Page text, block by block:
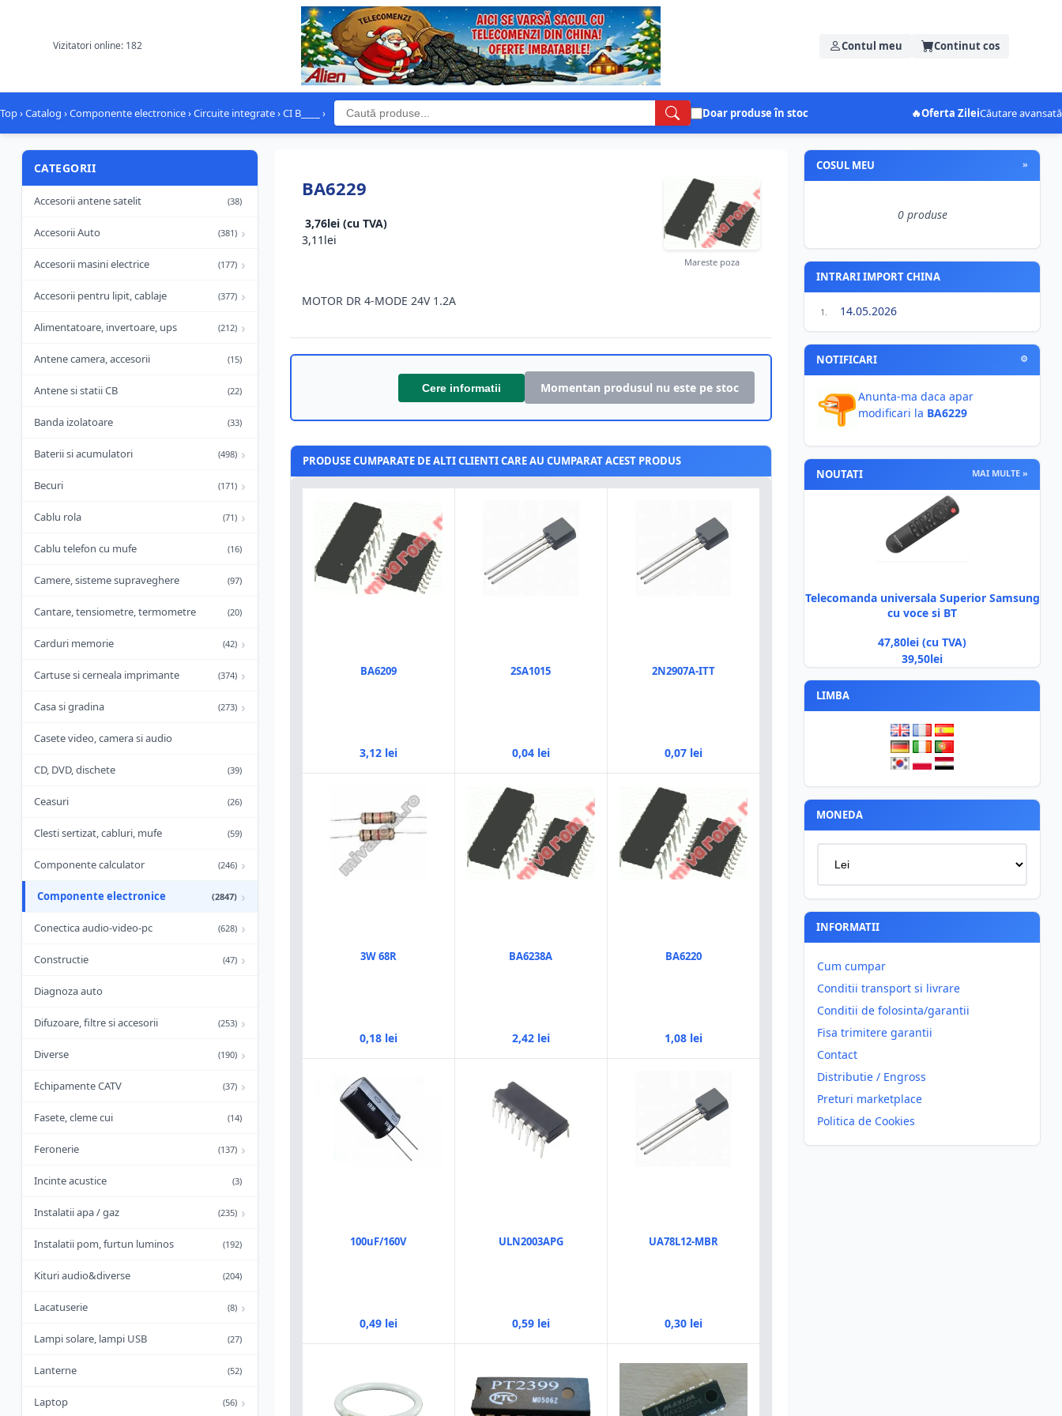
Vizitatori online: 182 Contul meu Continut cos
Top›Catalog ›Componente electronice›Circuite integrate›CI B____ › Doar produse în stoc 🔥Oferta ZileiCăutare avansată
CATEGORII
Accesorii antene satelit (38)
Accesorii Auto (381) ›
Accesorii masini electrice (177) ›
Accesorii pentru lipit, cablaje (377) ›
Alimentatoare, invertoare, ups (212) ›
Antene camera, accesorii (15)
Antene si statii CB (22)
Banda izolatoare (33)
Baterii si acumulatori (498) ›
Becuri (171) ›
Cablu rola (71) ›
Cablu telefon cu mufe (16)
Camere, sisteme supraveghere (97)
Cantare, tensiometre, termometre (20)
Carduri memorie (42) ›
Cartuse si cerneala imprimante (374) ›
Casa si gradina (273) ›
Casete video, camera si audio
CD, DVD, dischete (39)
Ceasuri (26)
Clesti sertizat, cabluri, mufe (59)
Componente calculator (246) ›
Componente electronice (2847) ›
Conectica audio-video-pc (628) ›
Constructie (47) ›
Diagnoza auto
Difuzoare, filtre si accesorii (253) ›
Diverse (190) ›
Echipamente CATV (37) ›
Fasete, cleme cui (14)
Feronerie (137) ›
Incinte acustice (3)
Instalatii apa / gaz (235) ›
Instalatii pom, furtun luminos (192)
Kituri audio&diverse (204)
Lacatuserie (8) ›
Lampi solare, lampi USB (27)
Lanterne (52)
Laptop (56) ›
BA6229
3,76lei (cu TVA)
3,11lei
Mareste poza
MOTOR DR 4-MODE 24V 1.2A
Cere informatii Momentan produsul nu este pe stoc
PRODUSE CUMPARATE DE ALTI CLIENTI CARE AU CUMPARAT ACEST PRODUS
BA6209
3,12 lei
2SA1015
0,04 lei
2N2907A-ITT
0,07 lei
3W 68R
0,18 lei
BA6238A
2,42 lei
BA6220
1,08 lei
100uF/160V
0,49 lei
ULN2003APG
0,59 lei
UA78L12-MBR
0,30 lei
COSUL MEU »
0 produse
INTRARI IMPORT CHINA
1. 14.05.2026
NOTIFICARI ⚙
Anunta-ma daca apar
modificari la BA6229
NOUTATI MAI MULTE »
Telecomanda universala Superior Samsung
cu voce si BT
47,80lei (cu TVA)
39,50lei
LIMBA
MONEDA
INFORMATII
Cum cumpar
Conditii transport si livrare
Conditii de folosinta/garantii
Fisa trimitere garantii
Contact
Distributie / Engross
Preturi marketplace
Politica de Cookies